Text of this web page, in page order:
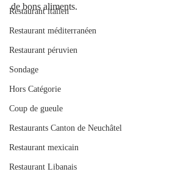
Restaurant italien
Restaurant méditerranéen
Restaurant péruvien
Sondage
Hors Catégorie
Coup de gueule
Restaurants Canton de Neuchâtel
Restaurant mexicain
Restaurant Libanais
de bons aliments.